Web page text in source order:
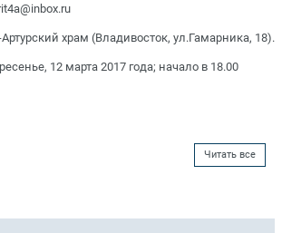
храм (Владивосток, ул.Гамарника, 18).
12 марта 2017 года; начало в 18.00
Читать все